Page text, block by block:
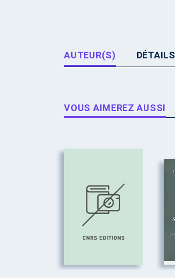
AUTEUR(S) DÉTAILS
VOUS AIMEREZ AUSSI